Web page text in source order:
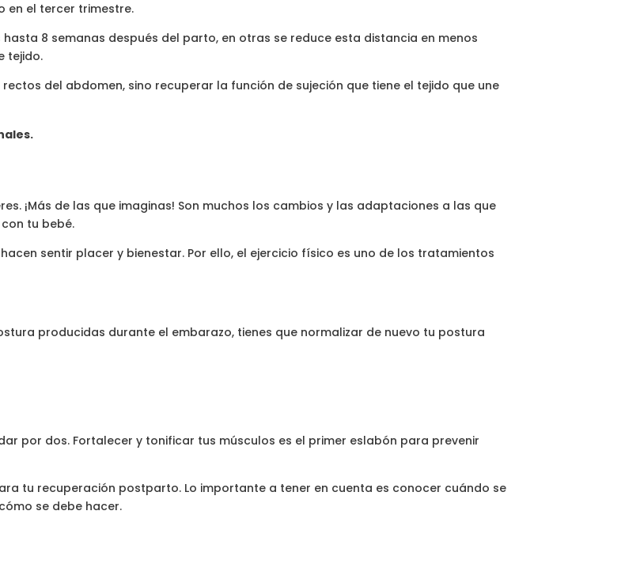
en el tercer trimestre.
8 semanas después del parto, en otras se reduce esta distancia en menos
tejido.
del abdomen, sino recuperar la función de sujeción que tiene el tejido que une
¡Más de las que imaginas! Son muchos los cambios y las adaptaciones a las que
tu bebé.
sentir placer y bienestar. Por ello, el ejercicio físico es uno de los tratamientos
producidas durante el embarazo, tienes que normalizar de nuevo tu postura
por dos. Fortalecer y tonificar tus músculos es el primer eslabón para prevenir
tu recuperación postparto. Lo importante a tener en cuenta es conocer cuándo se
se debe hacer.